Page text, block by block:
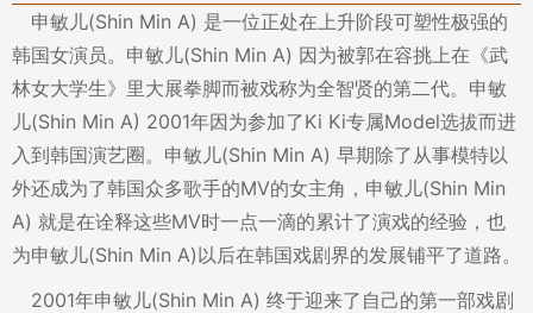
申敏儿(Shin Min A) 是一位正处在上升阶段可塑性极强的
韩国女演员。申敏儿(Shin Min A) 因为被郭在容挑上在《武
林女大学生》里大展拳脚而被戏称为全智贤的第二代。申敏
儿(Shin Min A) 2001年因为参加了Ki Ki专属Model选拔而进
入到韩国演艺圈。申敏儿(Shin Min A) 早期除了从事模特以
外还成为了韩国众多歌手的MV的女主角，申敏儿(Shin Min
A) 就是在诠释这些MV时一点一滴的累计了演戏的经验，也
为申敏儿(Shin Min A)以后在韩国戏剧界的发展铺平了道路。
2001年申敏儿(Shin Min A) 终于迎来了自己的第一部戏剧